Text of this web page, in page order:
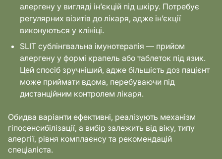
алергену у вигляді ін’єкцій під шкіру. Потребує
регулярних візитів до лікаря, адже ін’єкції
виконуються у клініці.
SLIT сублінгвальна імунотерапія — прийом
алергену у формі крапель або таблеток під язик.
Цей спосіб зручніший, адже більшість доз пацієнт
може приймати вдома, перебуваючи під
дистанційним контролем лікаря.
Обидва варіанти ефективні, реалізують механізм
гіпосенсибілізації, а вибір залежить від віку, типу
алергії, рівня комплаєнсу та рекомендацій
спеціаліста.